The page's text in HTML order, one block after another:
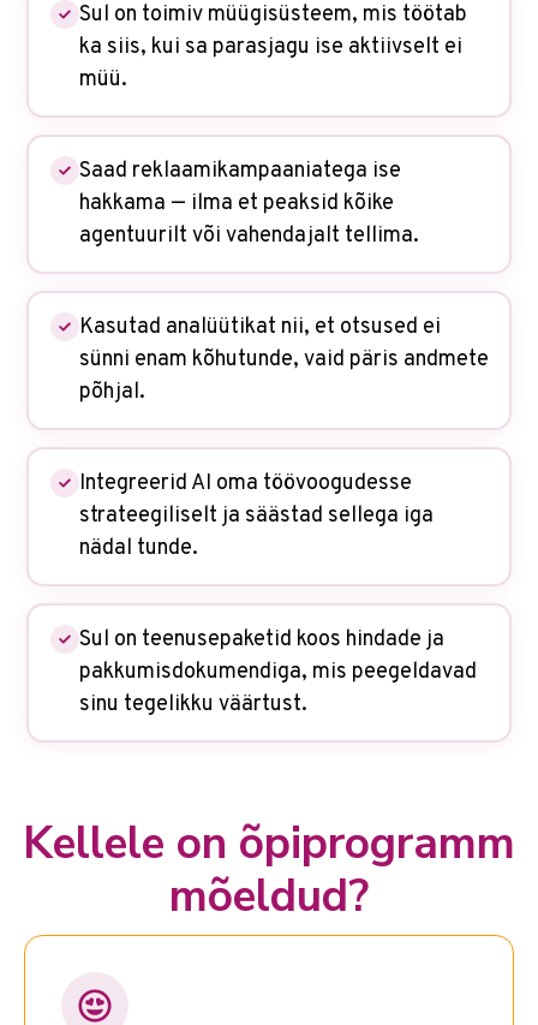
Sul on toimiv müügisüsteem, mis töötab
ka siis, kui sa parasjagu ise aktiivselt ei
müü.
Saad reklaamikampaaniatega ise
hakkama — ilma et peaksid kõike
agentuurilt või vahendajalt tellima.
Kasutad analüütikat nii, et otsused ei
sünni enam kõhutunde, vaid päris andmete
põhjal.
Integreerid AI oma töövoogudesse
strateegiliselt ja säästad sellega iga
nädal tunde.
Sul on teenusepaketid koos hindade ja
pakkumisdokumendiga, mis peegeldavad
sinu tegelikku väärtust.
Kellele on õpiprogramm
mõeldud?